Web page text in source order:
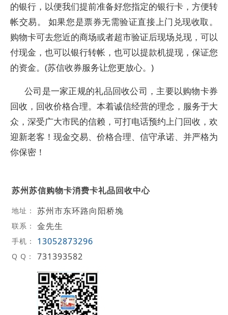
的银行，以便我们提前准备好您指定的银行卡，方便转
帐交易。 如果您是票券无需验证直接上门兑现收取。
购物卡可去您近的商场或者超市验证后现场兑现，可以
付现金，也可以银行转帐，也可以提款机提现，保证您
的资金。(苏信收券服务让您更放心。)
公司是一家正规的礼品回收公司，主要以购物卡券
回收，回收价格合理。本着诚信经营的理念，服务于大
众，深受广大市民的信赖，可打电话预约上门回收，欢
迎新老客！现金交易、价格合理、信守承诺、并严格为
你保密！
苏州苏信购物卡消费卡礼品回收中心
地址： 苏州市东环路向阳桥堍
联系： 金先生
手机： 13052873296
Q Q： 731393582